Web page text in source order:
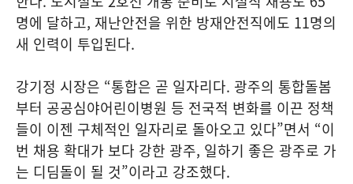
명에 달하고, 재난안전을 위한 방재안전직에도 11명의
새 인력이 투입된다.
강기정 시장은 “통합은 곧 일자리다. 광주의 통합돌봄
부터 공공심야어린이병원 등 전국적 변화를 이끈 정책
들이 이젠 구체적인 일자리로 돌아오고 있다”면서 “이
번 채용 확대가 보다 강한 광주, 일하기 좋은 광주로 가
는 디딤돌이 될 것”이라고 강조했다.